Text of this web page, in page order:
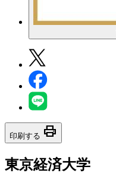
印刷する print
東京経済大学